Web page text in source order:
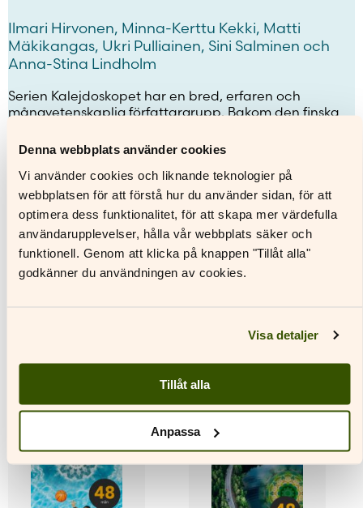
Denna webbplats använder cookies
Vi använder cookies och liknande teknologier på
webbplatsen för att förstå hur du använder sidan, för att
optimera dess funktionalitet, för att skapa mer värdefulla
användarupplevelser, hålla vår webbplats säker och
funktionell. Genom att klicka på knappen "Tillåt alla"
godkänner du användningen av cookies.
Visa detaljer
Tillåt alla
Anpassa
Ilmari Hirvonen, Minna-Kerttu Kekki, Matti
Mäkikangas, Ukri Pulliainen, Sini Salminen och
Anna-Stina Lindholm
Serien Kalejdoskopet har en bred, erfaren och
mångvetenskaplig författargrupp. Bakom den finska
Kekki, Matti Mäkikangas, Ukri Pulliainen och Sini
Salminen. Anna-Stina Lindholm har översatt och
bearbetat.
Titlar i serien
Visa enbart
Den
produkten
har
varianter.
De
olika
alternativen
Den
här
produkten
har
flera
varianter.
De
olika
alternativen